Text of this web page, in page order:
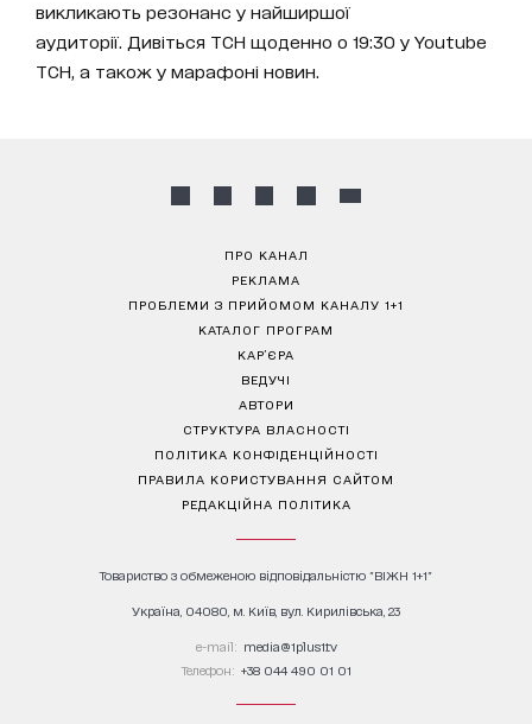
викликають резонанс у найширшої
аудиторії. Дивіться ТСН щоденно о 19:30 у Youtube
ТСН, а також у марафоні новин.
ПРО КАНАЛ
РЕКЛАМА
ПРОБЛЕМИ З ПРИЙОМОМ КАНАЛУ 1+1
КАТАЛОГ ПРОГРАМ
КАР’ЄРА
ВЕДУЧІ
АВТОРИ
СТРУКТУРА ВЛАСНОСТІ
ПОЛІТИКА КОНФІДЕНЦІЙНОСТІ
ПРАВИЛА КОРИСТУВАННЯ САЙТОМ
РЕДАКЦІЙНА ПОЛІТИКА
Товариство з обмеженою відповідальністю "ВІЖН 1+1"
Україна, 04080, м. Київ, вул. Кирилівська, 23
е-mail: media@1plus1.tv
Телефон: +38 044 490 01 01